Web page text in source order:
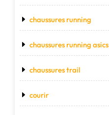
chaussures running
chaussures running asics
chaussures trail
courir